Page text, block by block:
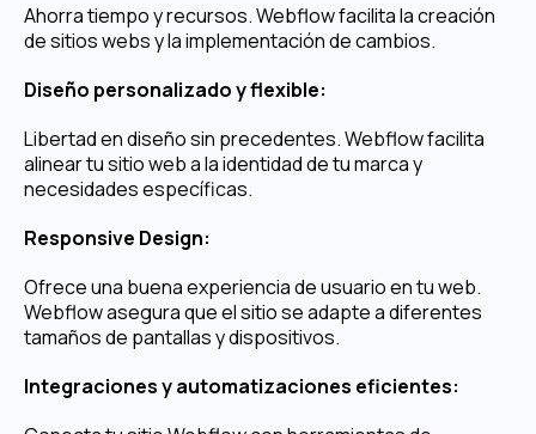
Ahorra tiempo y recursos. Webflow facilita la creación
de sitios webs y la implementación de cambios.
Diseño personalizado y flexible:
Libertad en diseño sin precedentes. Webflow facilita
alinear tu sitio web a la identidad de tu marca y
necesidades específicas.
Responsive Design:
Ofrece una buena experiencia de usuario en tu web.
Webflow asegura que el sitio se adapte a diferentes
tamaños de pantallas y dispositivos.
Integraciones y automatizaciones eficientes: